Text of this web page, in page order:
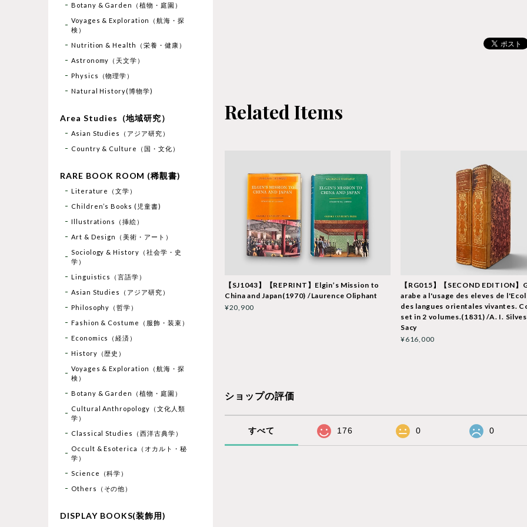
Related Items
【SJ1043】【REPRINT】Elgin’s Mission to
China and Japan(1970) /Laurence Oliphant
¥20,900
【RG015】【SECOND EDITION】
arabe a l'usage des eleves de
des langues orientales vivantes.
set in 2 volumes.(1831) /A. I.
Sacy
¥616,000
ショップの評価
すべて 176 0 0
Botany & Garden（植物・庭園）
Voyages & Exploration（航海・探
検）
Nutrition & Health（栄養・健康）
Astronomy（天文学）
Physics（物理学）
Natural History(博物学)
Area Studies（地域研究）
Asian Studies（アジア研究）
Country & Culture（国・文化）
RARE BOOK ROOM (稀覯書)
Literature（文学）
Children’s Books (児童書)
Illustrations（挿絵）
Art & Design（美術・アート）
Sociology & History（社会学・史
学）
Linguistics（言語学）
Asian Studies（アジア研究）
Philosophy（哲学）
Fashion & Costume（服飾・装束）
Economics（経済）
History（歴史）
Voyages & Exploration（航海・探
検）
Botany & Garden（植物・庭園）
Cultural Anthropology（文化人類
学）
Classical Studies（西洋古典学）
Occult & Esoterica（オカルト・秘
学）
Science（科学）
Others（その他）
DISPLAY BOOKS(装飾用)